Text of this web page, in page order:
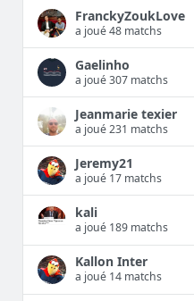
FranckyZoukLove
a joué 48 matchs
Gaelinho
a joué 307 matchs
Jeanmarie texier
a joué 231 matchs
Jeremy21
a joué 17 matchs
kali
a joué 189 matchs
Kallon Inter
a joué 14 matchs